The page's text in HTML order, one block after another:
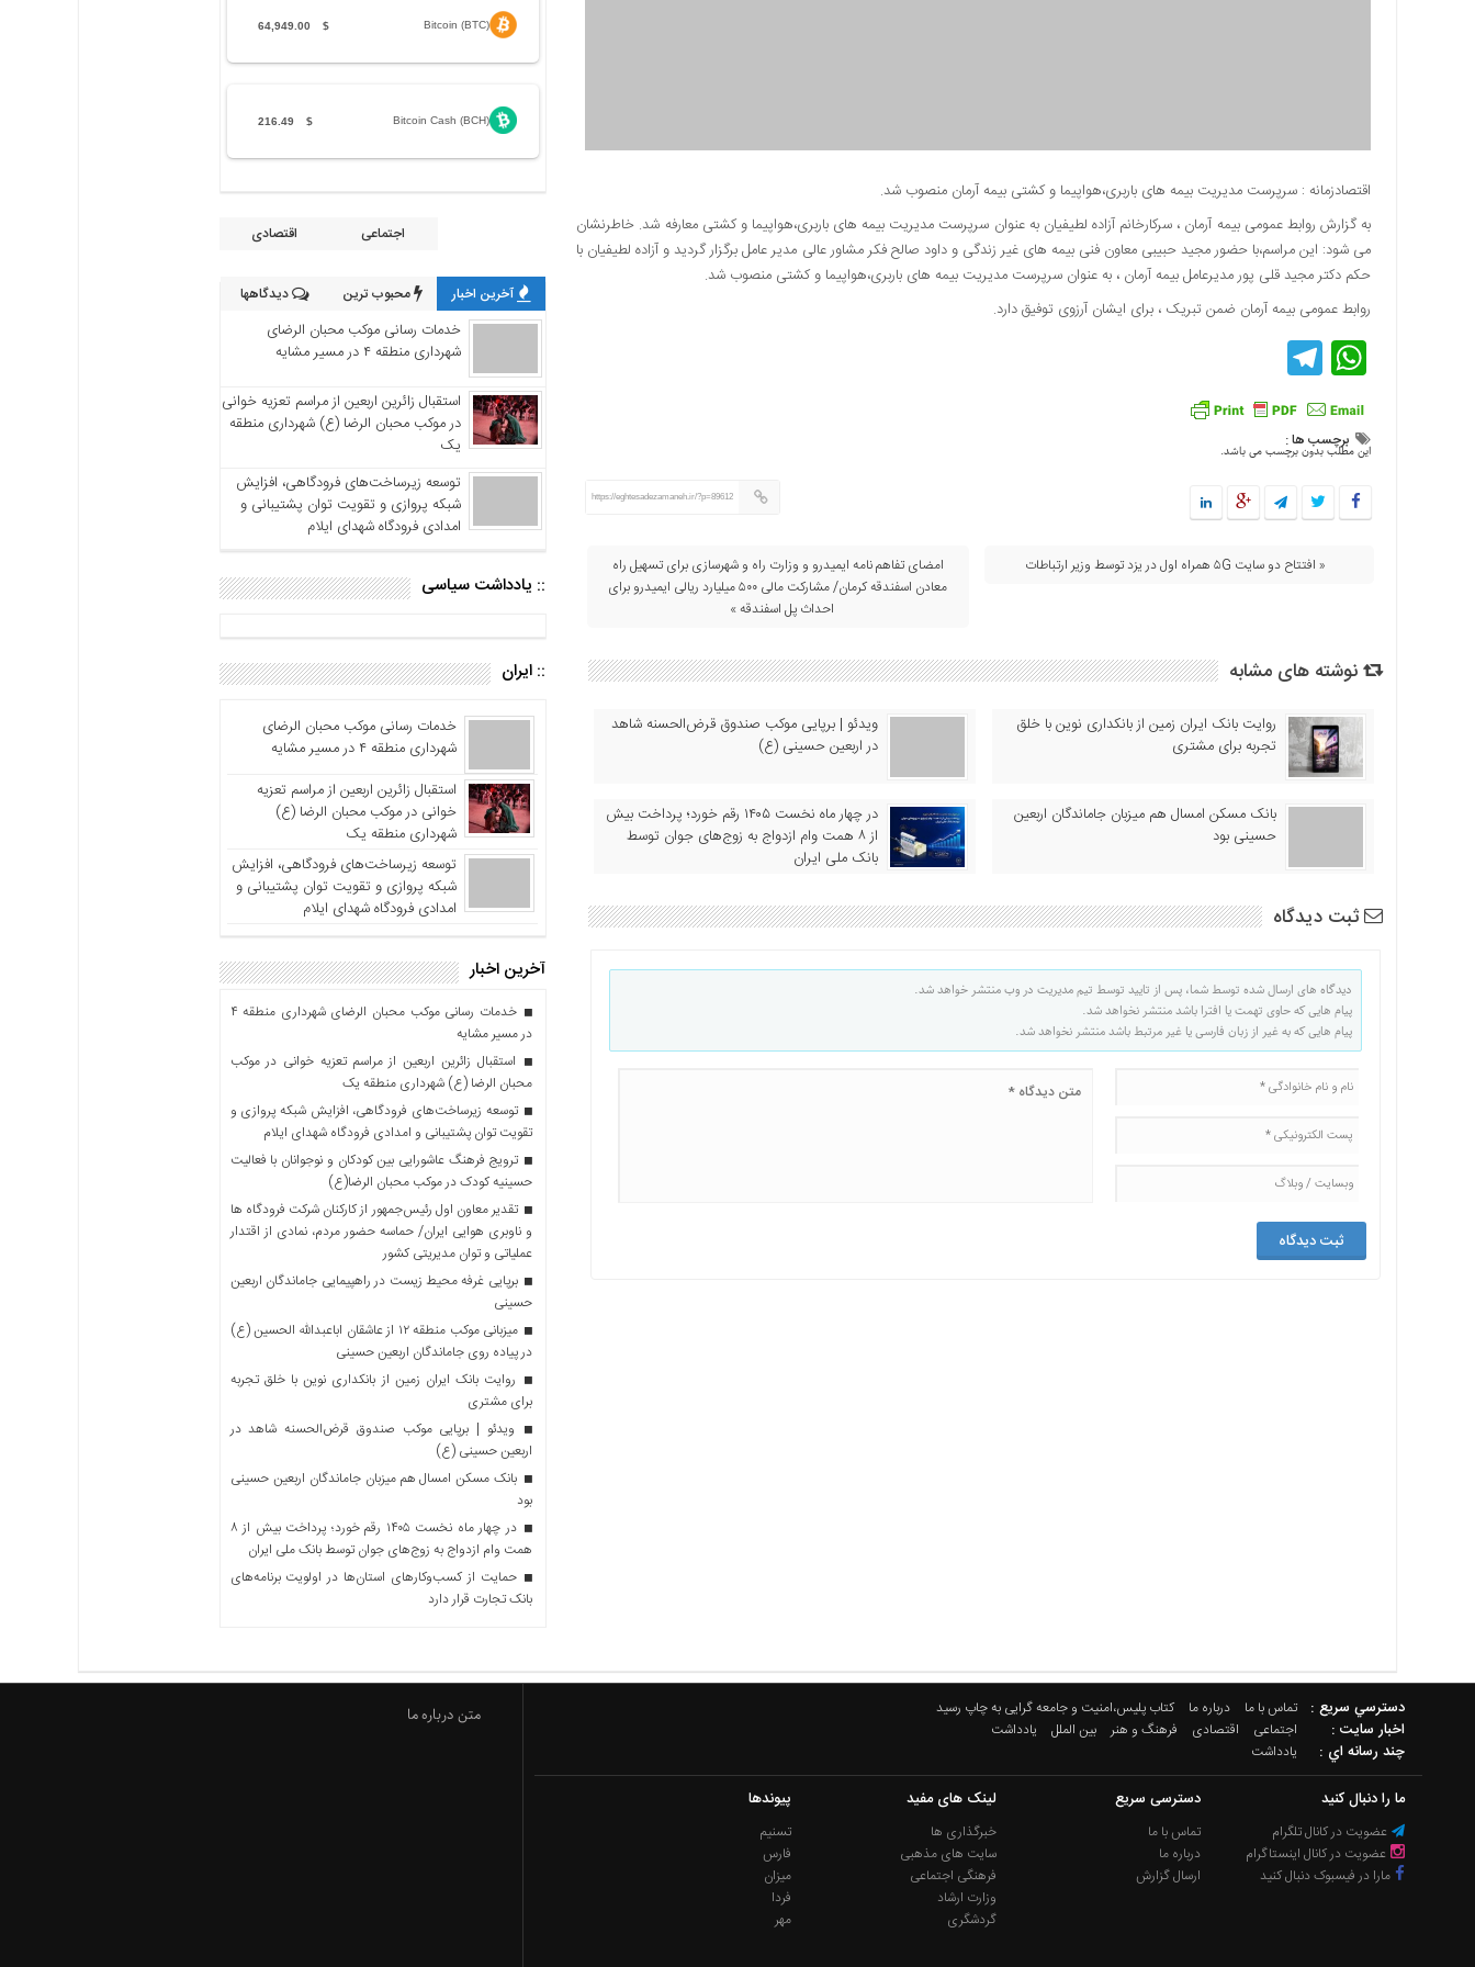
اقتصادزمانه : سرپرست مدیریت بیمه های باربری،هواپیما و کشتی بیمه آرمان منصوب شد.
به گزارش روابط عمومی بیمه آرمان ، سرکارخانم آزاده لطیفیان به عنوان سرپرست مدیریت بیمه های باربری،هواپیما و کشتی معارفه شد. خاطرنشان
می شود: این مراسم،با حضور مجید حبیبی معاون فنی بیمه های غیر زندگی و داود صالح فکر مشاور عالی مدیر عامل برگزار گردید و آزاده لطیفیان با
حکم دکتر مجید قلی پور مدیرعامل بیمه آرمان ، به عنوان سرپرست مدیریت بیمه های باربری،هواپیما و کشتی منصوب شد.
روابط عمومی بیمه آرمان ضمن تبریک ، برای ایشان آرزوی توفیق دارد.
WhatsApp
Telegram
برچسب ها :
این مطلب بدون برچسب می باشد.
https://eghtesadezamaneh.ir/?p=89612
« افتتاح دو سایت ۵G همراه اول در یزد توسط وزیر ارتباطات
امضای تفاهم نامه ایمیدرو و وزارت راه و شهرسازی برای تسهیل راه
معادن اسفندقه کرمان/ مشارکت مالی ۵۰۰ میلیارد ریالی ایمیدرو برای
احداث پل اسفندقه »
نوشته های مشابه
روایت بانک ایران زمین از بانکداری نوین با خلق
تجربه برای مشتری
ویدئو | برپایی موکب صندوق قرض‌الحسنه شاهد
در اربعین حسینی (ع)
بانک مسکن امسال هم میزبان جاماندگان اربعین
حسینی بود
در چهار ماه نخست ۱۴۰۵ رقم خورد؛ پرداخت بیش
از ۸ همت وام ازدواج به زوج‌های جوان توسط
بانک ملی ایران
ثبت دیدگاه
دیدگاه های ارسال شده توسط شما، پس از تایید توسط تیم مدیریت در وب منتشر خواهد شد.
پیام هایی که حاوی تهمت یا افترا باشد منتشر نخواهد شد.
پیام هایی که به غیر از زبان فارسی یا غیر مرتبط باشد منتشر نخواهد شد.
Bitcoin (BTC)
$
64,949.00
Bitcoin Cash (BCH)
$
216.49
اجتماعی اقتصادی
آخرین اخبار محبوب ترین دیدگاهها
خدمات رسانی موکب محبان الرضای
شهرداری منطقه ۴ در مسیر مشایه
استقبال زائرین اربعین از مراسم تعزیه خوانی
در موکب محبان الرضا (ع) شهرداری منطقه
یک
توسعه زیرساخت‌های فرودگاهی، افزایش
شبکه پروازی و تقویت توان پشتیبانی و
امدادی فرودگاه شهدای ایلام
:: یادداشت سیاسی
:: ایران
خدمات رسانی موکب محبان الرضای
شهرداری منطقه ۴ در مسیر مشایه
استقبال زائرین اربعین از مراسم تعزیه
خوانی در موکب محبان الرضا (ع)
شهرداری منطقه یک
توسعه زیرساخت‌های فرودگاهی، افزایش
شبکه پروازی و تقویت توان پشتیبانی و
امدادی فرودگاه شهدای ایلام
آخرین اخبار
خدمات رسانی موکب محبان الرضای شهرداری منطقه ۴
در مسیر مشایه
استقبال زائرین اربعین از مراسم تعزیه خوانی در موکب
محبان الرضا (ع) شهرداری منطقه یک
توسعه زیرساخت‌های فرودگاهی، افزایش شبکه پروازی و
تقویت توان پشتیبانی و امدادی فرودگاه شهدای ایلام
ترویج فرهنگ عاشورایی بین کودکان و نوجوانان با فعالیت
حسینیه کودک در موکب محبان الرضا(ع)
تقدیر معاون اول رئیس‌جمهور از کارکنان شرکت فرودگاه ها
و ناوبری هوایی ایران/ حماسه حضور مردم، نمادی از اقتدار
عملیاتی و توان مدیریتی کشور
برپایی غرفه محیط زیست در راهپیمایی جاماندگان اربعین
حسینی
میزبانی موکب منطقه ۱۲ از عاشقان اباعبدالله الحسین (ع)
در پیاده روی جاماندگان اربعین حسینی
روایت بانک ایران زمین از بانکداری نوین با خلق تجربه
برای مشتری
ویدئو | برپایی موکب صندوق قرض‌الحسنه شاهد در
اربعین حسینی (ع)
بانک مسکن امسال هم میزبان جاماندگان اربعین حسینی
بود
در چهار ماه نخست ۱۴۰۵ رقم خورد؛ پرداخت بیش از ۸
همت وام ازدواج به زوج‌های جوان توسط بانک ملی ایران
حمایت از کسب‌وکارهای استان‌ها در اولویت برنامه‌های
بانک تجارت قرار دارد
دسترسي سريع : تماس با ما درباره ما کتاب پلیس،امنیت و جامعه گرایی به چاپ رسید
اخبار سایت : اجتماعی اقتصادی فرهنگ و هنر بین الملل یادداشت
چند رسانه اي : یادداشت
ما را دنبال کنید
عضویت در کانال تلگرام
عضویت در کانال اینستاگرام
مارا در فیسبوک دنبال کنید
دسترسی سریع
تماس با ما
درباره ما
ارسال گزارش
لینک های مفید
خبرگذاری ها
سایت های مذهبی
فرهنگی اجتماعی
وزارت ارشاد
گردشگری
پیوندها
تسنیم
فارس
میزان
فردا
مهر
متن درباره ما